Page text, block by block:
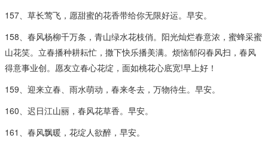
157、草长莺飞，愿甜蜜的花香带给你无限好运。早安。
158、春风杨柳千万条，青山绿水花枝俏。阳光灿烂春意浓，蜜蜂采蜜
山花笑。立春播种耕耘忙，撒下快乐播美满。烦恼郁闷春风扫，春风
得意事业创。愿友立春心花绽，面如桃花心底宽!早上好！
159、迎来立春、雨水萌动，春来冬去，万物待生。早安。
160、迟日江山丽，春风花草香。早安。
161、春风飘暖，花绽人欲醉，早安。